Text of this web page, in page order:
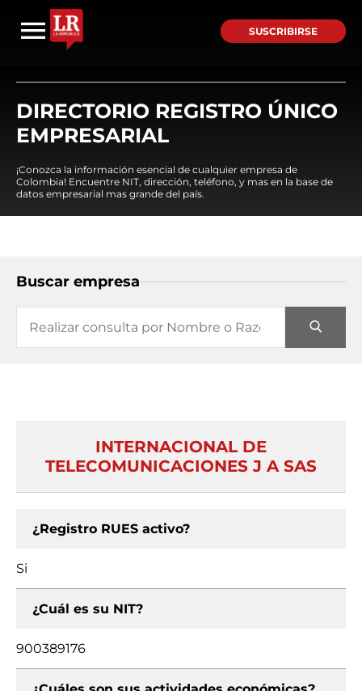
SUSCRIBIRSE
DIRECTORIO REGISTRO ÚNICO
EMPRESARIAL
¡Conozca la información esencial de cualquier empresa de
Colombia! Encuentre NIT, dirección, teléfono, y mas en la base de
datos empresarial mas grande del país.
Buscar empresa
INTERNACIONAL DE
TELECOMUNICACIONES J A SAS
¿Registro RUES activo?
Si
¿Cuál es su NIT?
900389176